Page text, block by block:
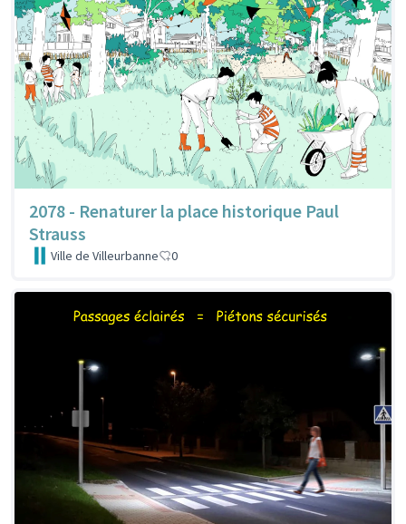
2078 - Renaturer la place historique Paul
Strauss
Ville de Villeurbanne 0